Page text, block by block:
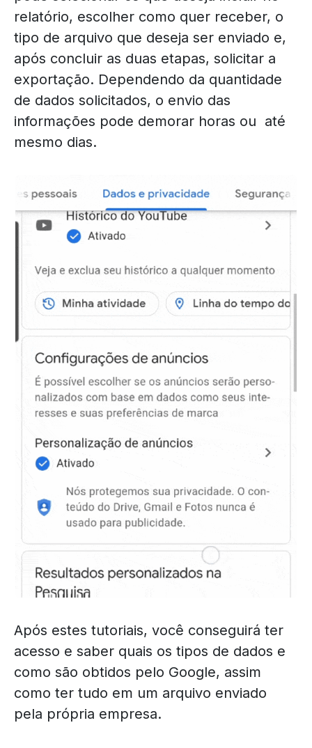
relatório, escolher como quer receber, o
tipo de arquivo que deseja ser enviado e,
após concluir as duas etapas, solicitar a
exportação. Dependendo da quantidade
de dados solicitados, o envio das
informações pode demorar horas ou até
mesmo dias.
Após estes tutoriais, você conseguirá ter
acesso e saber quais os tipos de dados e
como são obtidos pelo Google, assim
como ter tudo em um arquivo enviado
pela própria empresa.